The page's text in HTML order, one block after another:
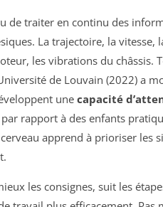
de traiter en continu des
La trajectoire, la vitesse,
les vibrations du châssis.
de Louvain (2022) a
une capacité
rapport à des enfants
apprend à prioriser les
les consignes, suit les